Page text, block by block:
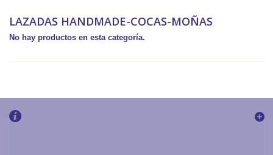
LAZADAS HANDMADE-COCAS-MOÑAS
No hay productos en esta categoría.
Boletín